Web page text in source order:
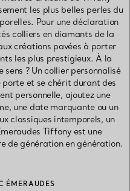
les plus belles perles du
Pour une déclaration
colliers en diamants de la
créations pavées à porter
les plus prestigieux. À la
sens ? Un collier personnalisé
et se chérit durant des
personnelle, ajoutez une
une date marquante ou un
classiques intemporels, un
Tiffany est une
de génération en génération.
ÉMERAUDES